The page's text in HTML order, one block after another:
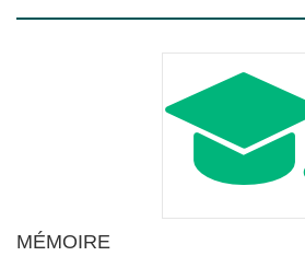
MÉMOIRE